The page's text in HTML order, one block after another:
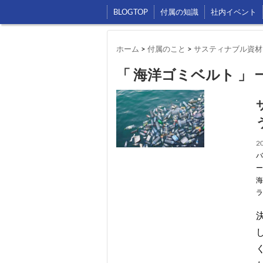
BLOGTOP 付属の知識 社内イベント
ホーム > 付属のこと > サスティナブル資材
「 海洋ゴミベルト 」